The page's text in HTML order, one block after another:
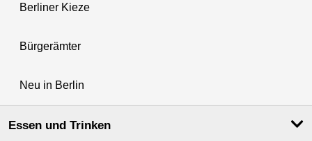
Berliner Kieze
Bürgerämter
Neu in Berlin
Essen und Trinken